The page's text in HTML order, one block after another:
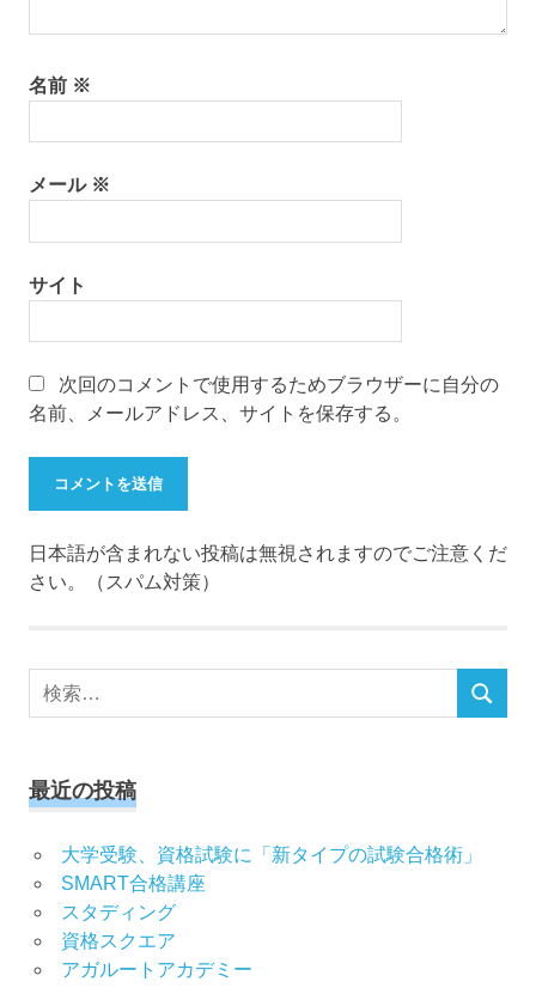
名前 ※
メール ※
サイト
次回のコメントで使用するためブラウザーに自分の
名前、メールアドレス、サイトを保存する。
日本語が含まれない投稿は無視されますのでご注意くだ
さい。（スパム対策）
検
検
最近の投稿
大学受験、資格試験に「新タイプの試験合格術」
SMART合格講座
スタディング
資格スクエア
アガルートアカデミー